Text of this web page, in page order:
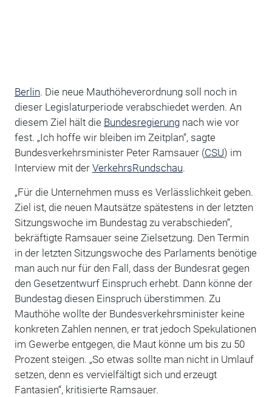
Berlin. Die neue Mauthöheverordnung soll noch in
dieser Legislaturperiode verabschiedet werden. An
diesem Ziel hält die Bundesregierungnach wie vor
fest. „Ich hoffe wir bleiben im Zeitplan“, sagte
Bundesverkehrsminister Peter Ramsauer (CSU) im
Interview mit der VerkehrsRundschau.
„Für die Unternehmen muss es Verlässlichkeit geben.
Ziel ist, die neuen Mautsätze spätestens in der letzten
Sitzungswoche im Bundestag zu verabschieden“,
bekräftigte Ramsauer seine Zielsetzung. Den Termin
in der letzten Sitzungswoche des Parlaments benötige
man auch nur für den Fall, dass der Bundesrat gegen
den Gesetzentwurf Einspruch erhebt. Dann könne der
Bundestag diesen Einspruch überstimmen. Zu
Mauthöhe wollte der Bundesverkehrsminister keine
konkreten Zahlen nennen, er trat jedoch Spekulationen
im Gewerbe entgegen, die Maut könne um bis zu 50
Prozent steigen. „So etwas sollte man nicht in Umlauf
setzen, denn es vervielfältigt sich und erzeugt
Fantasien“, kritisierte Ramsauer.